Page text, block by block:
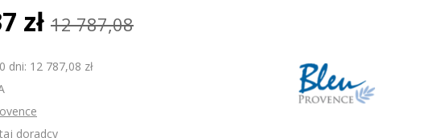
zł 12 787,08
dni: 12 787,08 zł
doradcy